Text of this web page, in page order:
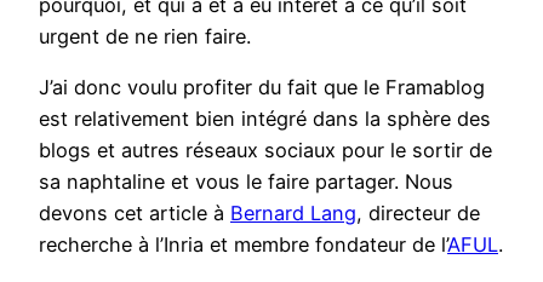
urgent de ne rien faire.
J’ai donc voulu profiter du fait que le Framablog
est relativement bien intégré dans la sphère des
blogs et autres réseaux sociaux pour le sortir de
sa naphtaline et vous le faire partager. Nous
devons cet article à Bernard Lang, directeur de
recherche à l’Inria et membre fondateur de l’AFUL.